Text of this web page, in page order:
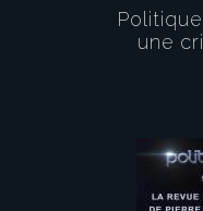
une